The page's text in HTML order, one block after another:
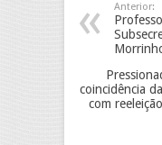
Anterior:
coincidência
com